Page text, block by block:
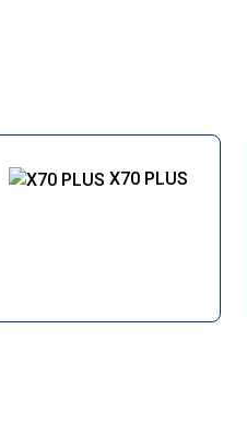
X70 PLUS